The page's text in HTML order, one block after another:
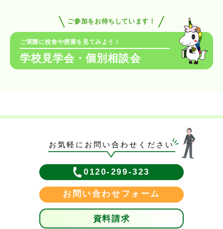
ご参加をお待ちしています！
ご実際に校舎や授業を見てみよう！
学校見学会・個別相談会
お気軽にお問い合わせください
0120-299-323
お問い合わせフォーム
資料請求